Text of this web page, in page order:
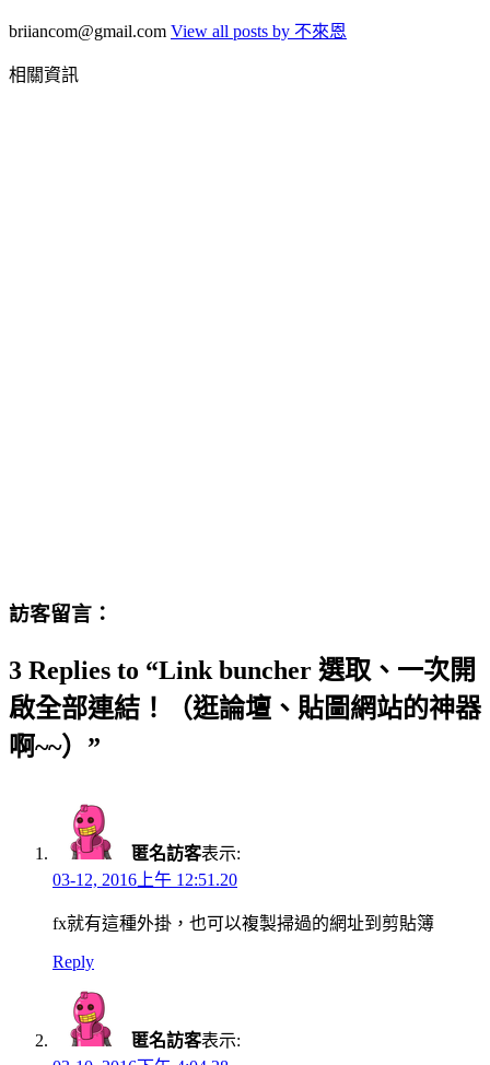
briiancom@gmail.com View all posts by 不來恩
相關資訊
訪客留言：
3 Replies to “Link buncher 選取、一次開
啟全部連結！（逛論壇、貼圖網站的神器
啊~~）”
匿名訪客表示:
03-12, 2016上午 12:51.20
fx就有這種外掛，也可以複製掃過的網址到剪貼簿
Reply
匿名訪客表示: